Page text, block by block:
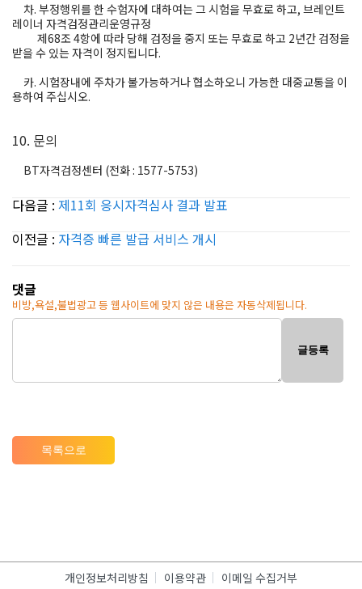
차. 부정행위를 한 수험자에 대하여는 그 시험을 무효로 하고, 브레인트
레이너 자격검정관리운영규정
제68조 4항에 따라 당해 검정을 중지 또는 무효로 하고 2년간 검정을
받을 수 있는 자격이 정지됩니다.
카. 시험장내에 주차가 불가능하거나 협소하오니 가능한 대중교통을 이
용하여 주십시오.
10. 문의
BT자격검정센터 (전화 : 1577-5753)
다음글 : 제11회 응시자격심사 결과 발표
이전글 : 자격증 빠른 발급 서비스 개시
댓글
비방,욕설,불법광고 등 웹사이트에 맞지 않은 내용은 자동삭제됩니다.
글등록
목록으로
개인정보처리방침 이용약관 이메일 수집거부